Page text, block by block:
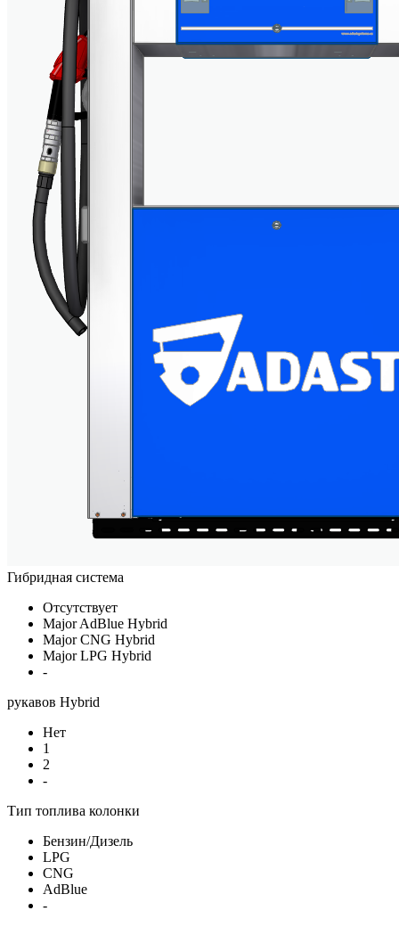
Гибридная система
Отсутствует
Major AdBlue Hybrid
Major CNG Hybrid
Major LPG Hybrid
-
рукавов Hybrid
Нет
1
2
-
Тип топлива колонки
Бензин/Дизель
LPG
CNG
AdBlue
-